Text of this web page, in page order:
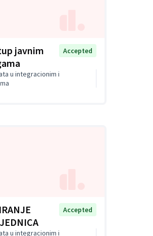
javnim
Accepted
u integracionim i
Accepted
u integracionim i